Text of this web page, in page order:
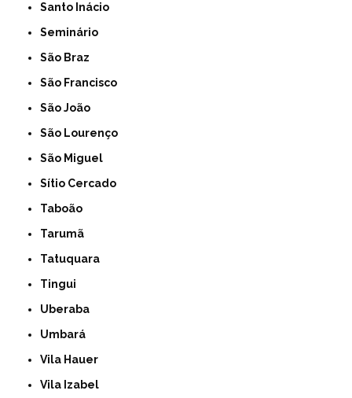
Santo Inácio
Seminário
São Braz
São Francisco
São João
São Lourenço
São Miguel
Sítio Cercado
Taboão
Tarumã
Tatuquara
Tingui
Uberaba
Umbará
Vila Hauer
Vila Izabel